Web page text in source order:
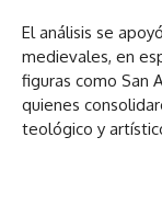
El análisis se
medievales, en
figuras como San
quienes
teológico y